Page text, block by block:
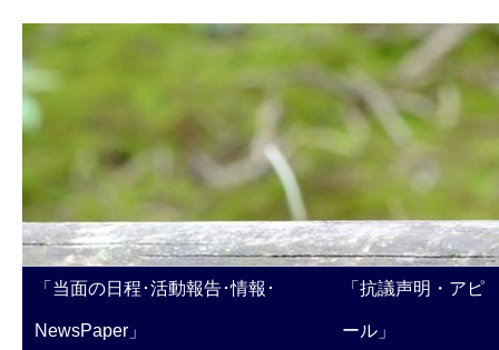
「当面の日程･活動報告･情報･
NewsPaper」
「抗議声明・アピ
ール」